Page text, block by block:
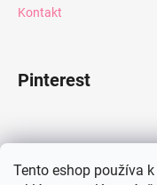
Tento eshop používa
Kontakt
Pinterest